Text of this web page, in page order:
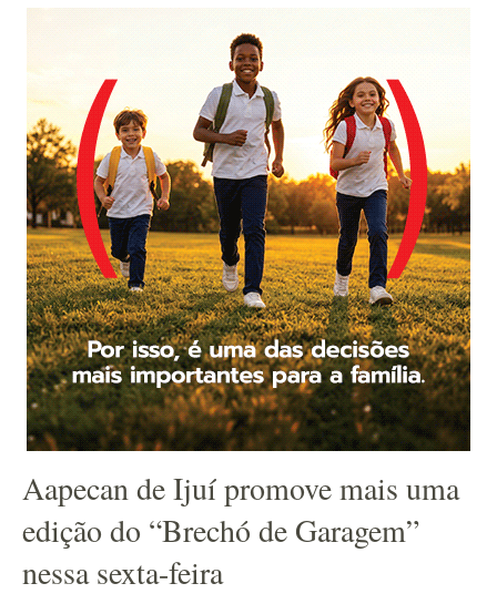
Aapecan de Ijuí promove mais uma
edição do “Brechó de Garagem”
nessa sexta-feira